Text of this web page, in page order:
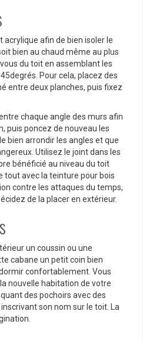
afin de bien isoler le
bien au chaud même au plus
du toit en assemblant les
Pour cela, placez des
entre deux planches, puis fixez
chaque angle des murs afin
puis poncez de nouveau les
bien arrondir les angles et que
Utilisez le joint dans les
bénéficié au niveau du toit
tout avec la teinture pour bois
contre les attaques du temps,
de la placer en extérieur.
un coussin ou une
cabane un petit coin bien
confortablement. Vous
nouvelle habitation de votre
des pochoirs avec des
son nom sur le toit. La